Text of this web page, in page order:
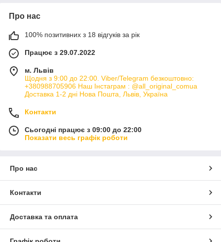
Про нас
100% позитивних з 18 відгуків за рік
Працює з 29.07.2022
м. Львів
Щодня з 9:00 до 22:00. Viber/Telegram безкоштовно:
+380988705906 Наш Інстаграм : @all_original_comua
Доставка 1-2 дні Нова Пошта, Львів, Україна
Контакти
Сьогодні працює з 09:00 до 22:00
Показати весь графік роботи
Про нас
Контакти
Доставка та оплата